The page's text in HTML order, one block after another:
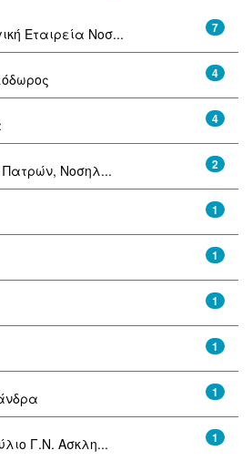
7
Εταιρεία Νοσ...
4
4
2
Νοσηλ...
1
1
1
1
1
1
Γ.Ν. Ασκλη...